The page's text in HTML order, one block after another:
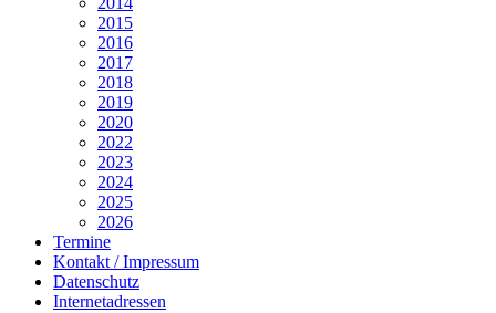
2015
2016
2017
2018
2019
2020
2022
2023
2024
2025
2026
Termine
Kontakt / Impressum
Datenschutz
Internetadressen